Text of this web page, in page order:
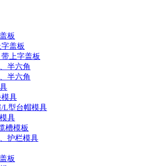
板
盖板
上字盖板
半六角
半六角
模具
/L型台帽模具
具
槽模板
护栏模具
板